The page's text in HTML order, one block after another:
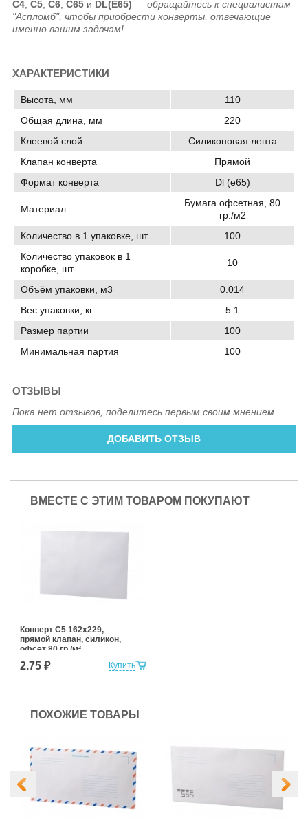
C4,C5, C6,C65 и DL(E65) —обращайтесь к специалистам
"Аспломб", чтобы приобрести конверты, отвечающие
именно вашим задачам!
ХАРАКТЕРИСТИКИ
Высота, мм
110
Общая длина, мм
220
Клеевой слой
Силиконовая лента
Клапан конверта
Прямой
Формат конверта
Dl (e65)
Материал
Бумага офсетная, 80
гр./м2
Количество в 1 упаковке, шт
100
Количество упаковок в 1
коробке, шт
10
Объём упаковки, м3
0.014
Вес упаковки, кг
5.1
Размер партии
100
Минимальная партия
100
ОТЗЫВЫ
Пока нет отзывов, поделитесь первым своим мнением.
ДОБАВИТЬ ОТЗЫВ
ВМЕСТЕ С ЭТИМ ТОВАРОМ ПОКУПАЮТ
Купить
Конверт С5 162x229,
прямой клапан, силикон,
офсет 80 гр./м²
2.75 ₽
ПОХОЖИЕ ТОВАРЫ